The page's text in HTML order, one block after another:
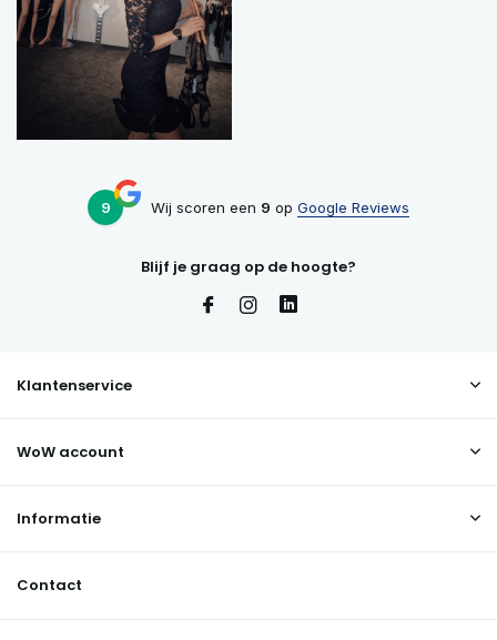
9 Wij scoren een 9 op Google Reviews
Blijf je graag op de hoogte?
Klantenservice
WoW account
Informatie
Contact